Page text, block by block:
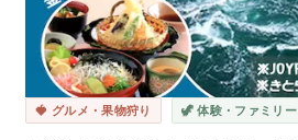
🍓 グルメ・果物狩り 🦖 体験・ファミリー